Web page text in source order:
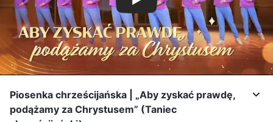
Piosenka chrześcijańska | „Aby zyskać prawdę,
podążamy za Chrystusem” (Taniec